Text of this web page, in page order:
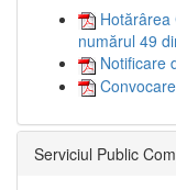
Hotărârea
numărul 49
Notificare
Convocare
Serviciul Public